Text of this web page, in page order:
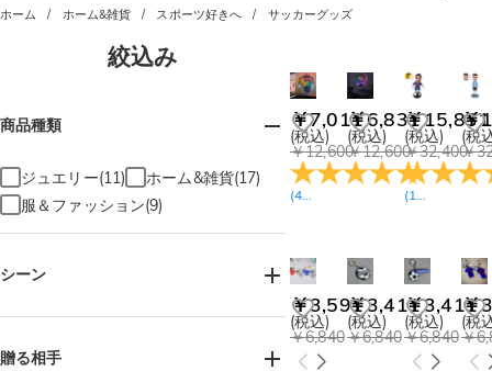
ホーム ホーム&雑貨 スポーツ好きへ サッカーグッズ
絞込み
商品種類
ジュエリー(11)
ホーム&雑貨(17)
服＆ファッション(9)
シーン
卒業式(3)
贈る相手
￥7,011
(税込)
￥12,600
(42 レビュー
￥6,831
(税込)
￥12,600
￥15,831
(税込)
￥32,400
(10 レビュー
￥
(税
￥
￥3,591
(税込)
￥6,840
￥3,411
(税込)
￥6,840
￥3,411
(税込)
￥6,840
￥
(税
￥